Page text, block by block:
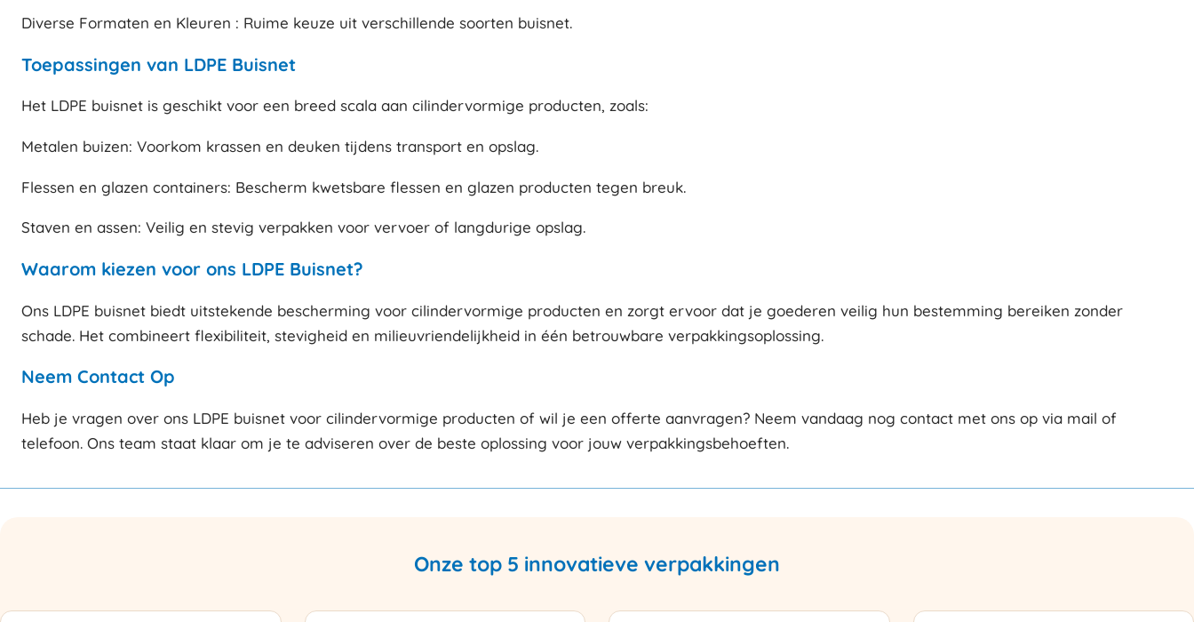
Diverse Formaten en Kleuren : Ruime keuze uit verschillende soorten buisnet.
Toepassingen van LDPE Buisnet
Het LDPE buisnet is geschikt voor een breed scala aan cilindervormige producten, zoals:
Metalen buizen: Voorkom krassen en deuken tijdens transport en opslag.
Flessen en glazen containers: Bescherm kwetsbare flessen en glazen producten tegen breuk.
Staven en assen: Veilig en stevig verpakken voor vervoer of langdurige opslag.
Waarom kiezen voor ons LDPE Buisnet?
Ons LDPE buisnet biedt uitstekende bescherming voor cilindervormige producten en zorgt ervoor dat je goederen veilig hun bestemming bereiken zonder
schade. Het combineert flexibiliteit, stevigheid en milieuvriendelijkheid in één betrouwbare verpakkingsoplossing.
Neem Contact Op
Heb je vragen over ons LDPE buisnet voor cilindervormige producten of wil je een offerte aanvragen? Neem vandaag nog contact met ons op via mail of
telefoon. Ons team staat klaar om je te adviseren over de beste oplossing voor jouw verpakkingsbehoeften.
Onze top 5 innovatieve verpakkingen